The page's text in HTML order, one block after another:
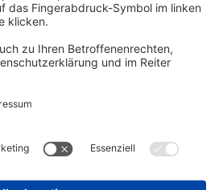
folgenden Button an: